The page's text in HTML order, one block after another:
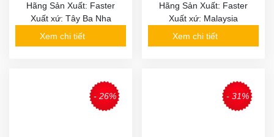
Hãng Sản Xuất: Faster
Xuất xứ: Tây Ba Nha
Xem chi tiết
Hãng Sản Xuất: Faster
Xuất xứ: Malaysia
Xem chi tiết
- 26% - 31%